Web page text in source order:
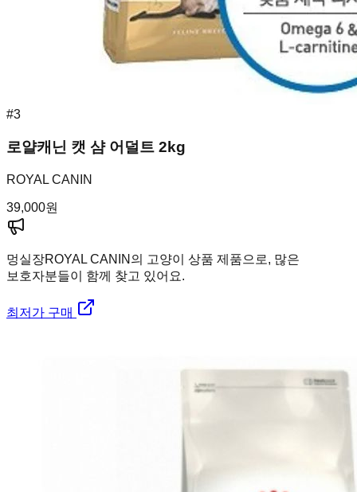
#3
로얄캐닌 캣 샴 어덜트 2kg
ROYAL CANIN
39,000원
멍실장ROYAL CANIN의 고양이 상품 제품으로, 많은
보호자분들이 함께 찾고 있어요.
최저가 구매